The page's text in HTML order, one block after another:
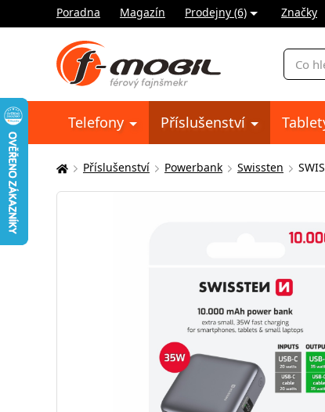
Poradna Magazín Prodejny (6) Značky
Telefony Příslušenství
Zde
se
Příslušenství Powerbank Swissten